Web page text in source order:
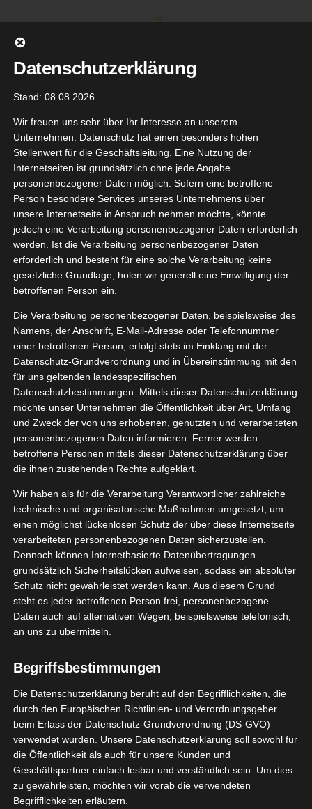
springen
Gehe zu ...
Zeige
grösseres
Bild
Und genauso muss es sein! Ein nachhaltiger
Badreiniger der tut, was er soll und das System
richtig gut durchdacht ist. PERFEKT!
Vor einiger Zeit erreichte mich ein tolles Twentyless
Badreinigerset Test von@twentyless
mit dem Badreinigerset. Vielleicht auch bekannt
Datenschutzerklärung
Stand: 08.08.2026
Wir freuen uns sehr über Ihr Interesse an unserem
Unternehmen. Datenschutz hat einen besonders hohen
Stellenwert für die Geschäftsleitung. Eine Nutzung der
Internetseiten ist grundsätzlich ohne jede Angabe
personenbezogener Daten möglich. Sofern eine betroffene
Person besondere Services unseres Unternehmens über
unsere Internetseite in Anspruch nehmen möchte, könnte
jedoch eine Verarbeitung personenbezogener Daten erforderlich
werden. Ist die Verarbeitung personenbezogener Daten
erforderlich und besteht für eine solche Verarbeitung keine
gesetzliche Grundlage, holen wir generell eine Einwilligung der
betroffenen Person ein.
Die Verarbeitung personenbezogener Daten, beispielsweise des
Namens, der Anschrift, E-Mail-Adresse oder Telefonnummer
einer betroffenen Person, erfolgt stets im Einklang mit der
Datenschutz-Grundverordnung und in Übereinstimmung mit den
für uns geltenden landesspezifischen
Datenschutzbestimmungen. Mittels dieser Datenschutzerklärung
möchte unser Unternehmen die Öffentlichkeit über Art, Umfang
und Zweck der von uns erhobenen, genutzten und verarbeiteten
personenbezogenen Daten informieren. Ferner werden
betroffene Personen mittels dieser Datenschutzerklärung über
die ihnen zustehenden Rechte aufgeklärt.
Wir haben als für die Verarbeitung Verantwortlicher zahlreiche
technische und organisatorische Maßnahmen umgesetzt, um
einen möglichst lückenlosen Schutz der über diese Internetseite
verarbeiteten personenbezogenen Daten sicherzustellen.
Dennoch können Internetbasierte Datenübertragungen
grundsätzlich Sicherheitslücken aufweisen, sodass ein absoluter
Schutz nicht gewährleistet werden kann. Aus diesem Grund
steht es jeder betroffenen Person frei, personenbezogene
Daten auch auf alternativen Wegen, beispielsweise telefonisch,
an uns zu übermitteln.
Begriffsbestimmungen
Die Datenschutzerklärung beruht auf den Begrifflichkeiten, die
durch den Europäischen Richtlinien- und Verordnungsgeber
beim Erlass der Datenschutz-Grundverordnung (DS-GVO)
verwendet wurden. Unsere Datenschutzerklärung soll sowohl für
die Öffentlichkeit als auch für unsere Kunden und
Geschäftspartner einfach lesbar und verständlich sein. Um dies
zu gewährleisten, möchten wir vorab die verwendeten
Begrifflichkeiten erläutern.